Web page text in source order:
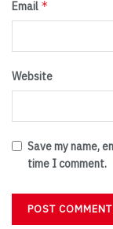
Email *
Website
Save my name,
time I comment.